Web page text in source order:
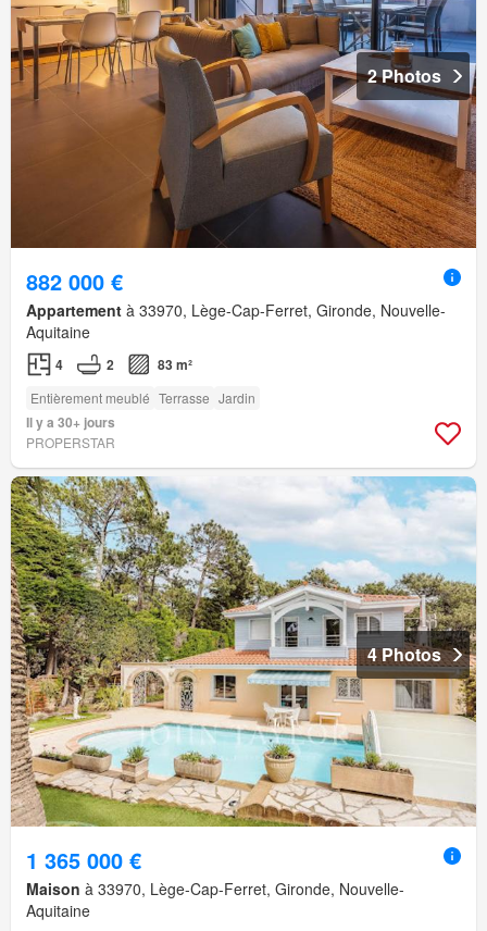
2 Photos
882 000 €
Appartement à 33970, Lège-Cap-Ferret, Gironde, Nouvelle-
Aquitaine
4 2 83 m²
Entièrement meublé Terrasse Jardin
Il y a 30+ jours
PROPERSTAR
4 Photos
1 365 000 €
Maison à 33970, Lège-Cap-Ferret, Gironde, Nouvelle-
Aquitaine